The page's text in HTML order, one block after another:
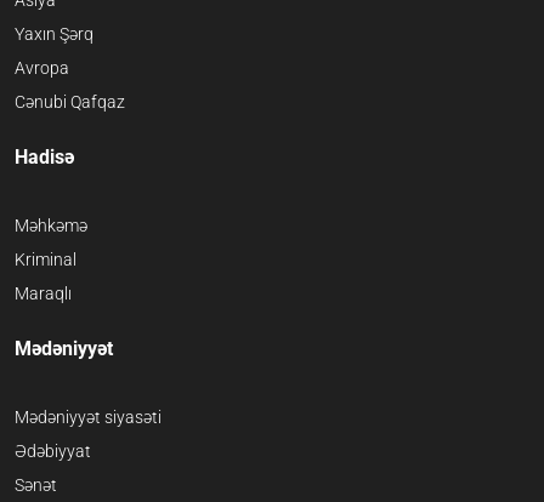
Yaxın Şərq
Avropa
Cənubi Qafqaz
Hadisə
Məhkəmə
Kriminal
Maraqlı
Mədəniyyət
Mədəniyyət siyasəti
Ədəbiyyat
Sənət